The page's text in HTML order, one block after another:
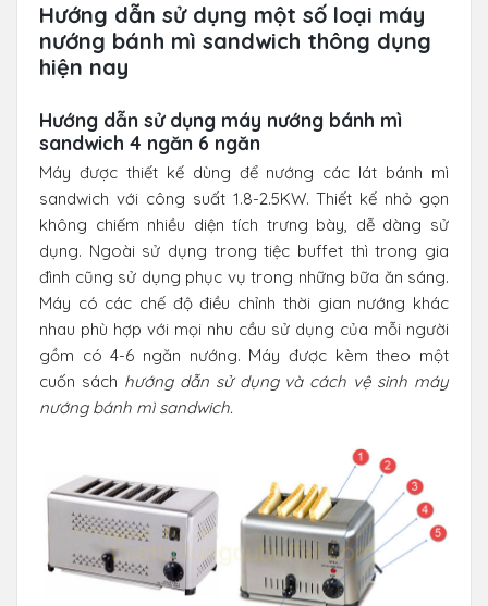
Hướng dẫn sử dụng một số loại máy
nướng bánh mì sandwich thông dụng
hiện nay
Hướng dẫn sử dụng máy nướng bánh mì
sandwich 4 ngăn 6 ngăn
Máy được thiết kế dùng để nướng các lát bánh mì
sandwich với công suất 1.8-2.5KW. Thiết kế nhỏ gọn
không chiếm nhiều diện tích trưng bày, dễ dàng sử
dụng. Ngoài sử dụng trong tiệc buffet thì trong gia
đình cũng sử dụng phục vụ trong những bữa ăn sáng.
Máy có các chế độ điều chỉnh thời gian nướng khác
nhau phù hợp với mọi nhu cầu sử dụng của mỗi người
gồm có 4-6 ngăn nướng. Máy được kèm theo một
cuốn sách hướng dẫn sử dụng và cách vệ sinh máy
nướng bánh mì sandwich.